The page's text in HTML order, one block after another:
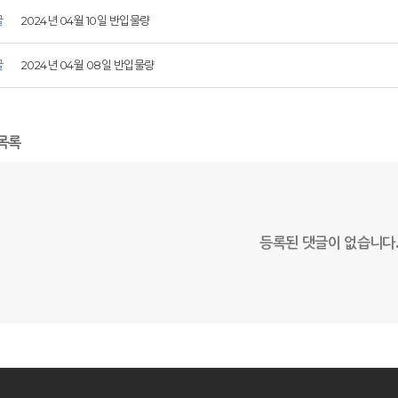
2024년 04월 10일 반입물량
2024년 04월 08일 반입물량
록
등록된 댓글이 없습니다.